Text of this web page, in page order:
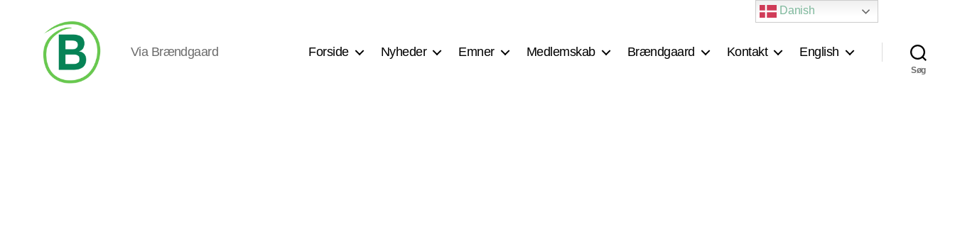
Via Brændgaard Forside Nyheder Emner Medlemskab Brændgaard Kontakt English
Søg
Danish